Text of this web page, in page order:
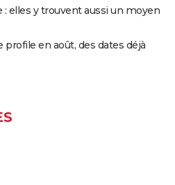
elles y trouvent aussi un moyen
profile en août, des dates déjà